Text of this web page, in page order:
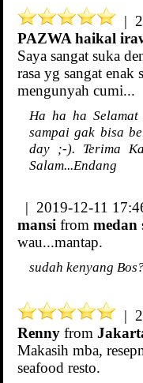
|
PAZWA haikal
Saya sangat suka
rasa yg sangat enak
mengunyah cumi...
Ha ha ha Selamat
sampai gak bisa
day ;-). Terima
Salam...Endang
| 2019-12-11
mansi from medan
wau...mantap.
sudah kenyang
|
Renny from
Makasih mba,
seafood resto.